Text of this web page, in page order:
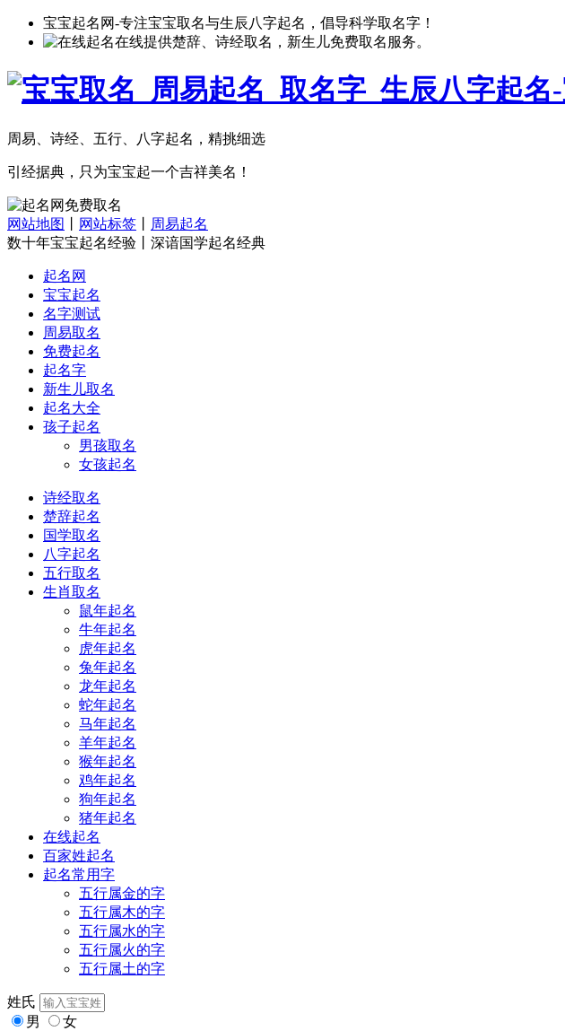
宝宝起名网-专注宝宝取名与生辰八字起名，倡导科学取名字！
在线提供楚辞、诗经取名，新生儿免费取名服务。
周易、诗经、五行、八字起名，精挑细选
引经据典，只为宝宝起一个吉祥美名！
网站地图 网站标签
周易起名
数十年宝宝起名经验丨深谙国学起名经典
起名网
宝宝起名
名字测试
周易取名
免费起名
起名字
新生儿取名
起名大全
孩子起名
男孩取名
女孩起名
诗经取名
楚辞起名
国学取名
八字起名
五行取名
生肖取名
鼠年起名
牛年起名
虎年起名
兔年起名
龙年起名
蛇年起名
马年起名
羊年起名
猴年起名
鸡年起名
狗年起名
猪年起名
在线起名
百家姓起名
起名常用字
五行属金的字
五行属木的字
五行属水的字
五行属火的字
五行属土的字
姓氏
男
女